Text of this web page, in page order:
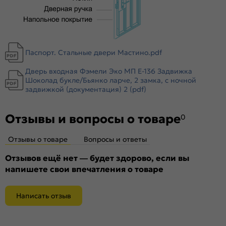
Тип коробки:
Уплотнитель:
3 контура уплотнителей
Цельногнутая конструкция полотна и короба,
Утепление:
/МДФ 3,2мм
Утепление коробки:
Мин вата
Верхний замок:
Сувальдный Гардиан 3001
Нижний замок:
Класс замка:
Класс шумоизоляции:
2 класс ( 26-31 дБ)
Накладка
цилиндровая
Декоративные накладки с подпружиненными
Паспорт. Стальные двери Мастино.pdf
Дверь входная Фэмели Эко МП E-136 Задвижка
Шоколад букле/Бьянко ларче, 2 замка, с ночной
задвижкой (документация) 2 (pdf)
Отзывы и вопросы о товаре0
Отзывы о товаре Вопросы и ответы
Отзывов ещё нет — будет здорово, если вы
напишете свои впечатления о товаре
Написать отзыв